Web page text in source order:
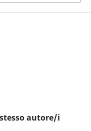
autore/i